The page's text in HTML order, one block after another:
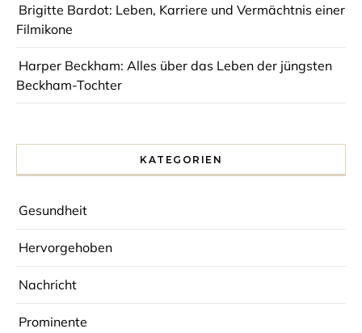
Brigitte Bardot: Leben, Karriere und Vermächtnis einer
Filmikone
Harper Beckham: Alles über das Leben der jüngsten
Beckham-Tochter
KATEGORIEN
Gesundheit
Hervorgehoben
Nachricht
Prominente